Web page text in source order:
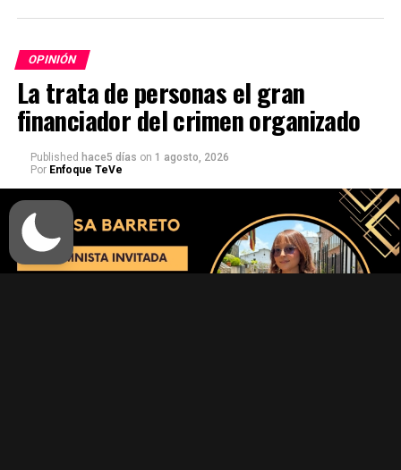
OPINIÓN
La trata de personas el gran
financiador del crimen organizado
Published hace5 días on 1 agosto, 2026
Por Enfoque TeVe